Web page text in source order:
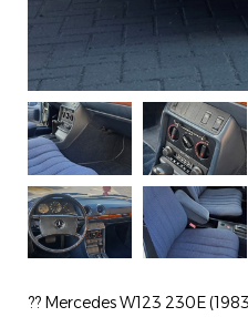
?? Mercedes W123 230E